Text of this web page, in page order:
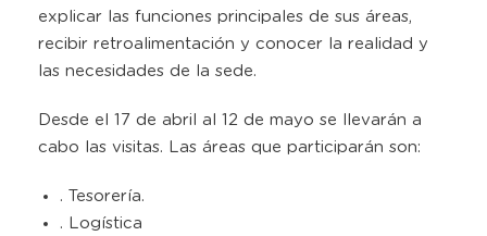
explicar las funciones principales de sus áreas,
recibir retroalimentación y conocer la realidad y
las necesidades de la sede.
Desde el 17 de abril al 12 de mayo se llevarán a
cabo las visitas. Las áreas que participarán son:
. Tesorería.
. Logística